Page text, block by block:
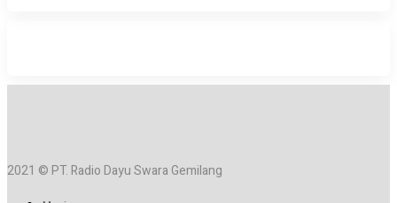
2021 © PT. Radio Dayu Swara Gemilang